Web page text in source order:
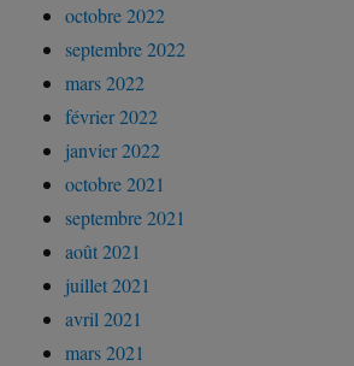
octobre 2022
septembre 2022
mars 2022
février 2022
janvier 2022
octobre 2021
septembre 2021
août 2021
juillet 2021
avril 2021
mars 2021